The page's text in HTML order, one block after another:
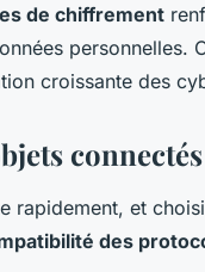
de chiffrement
personnelles.
croissante des
rapidement, et
des